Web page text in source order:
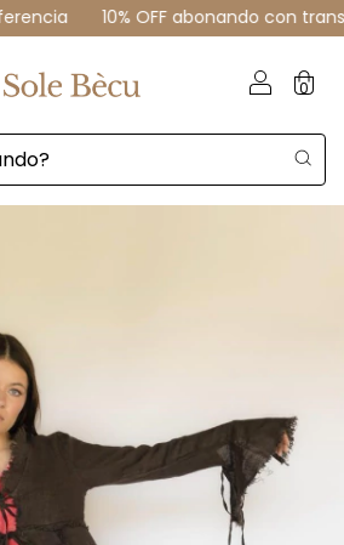
10% OFF abonando con transferencia
0